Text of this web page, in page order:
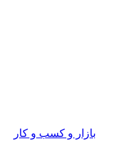
بازار و کسب و کار